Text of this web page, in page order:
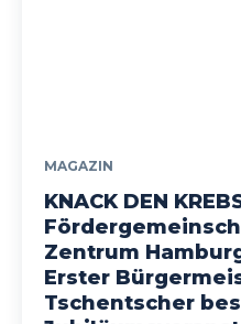
MAGAZIN
KNACK DEN
Zentrum
Erster
Tschentscher